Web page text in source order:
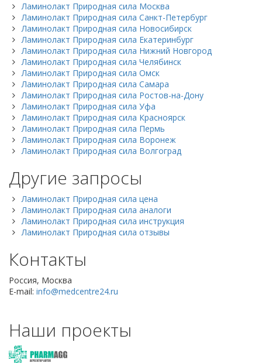
Ламинолакт Природная сила Москва
Ламинолакт Природная сила Санкт-Петербург
Ламинолакт Природная сила Новосибирск
Ламинолакт Природная сила Екатеринбург
Ламинолакт Природная сила Нижний Новгород
Ламинолакт Природная сила Челябинск
Ламинолакт Природная сила Омск
Ламинолакт Природная сила Самара
Ламинолакт Природная сила Ростов-на-Дону
Ламинолакт Природная сила Уфа
Ламинолакт Природная сила Красноярск
Ламинолакт Природная сила Пермь
Ламинолакт Природная сила Воронеж
Ламинолакт Природная сила Волгоград
Другие запросы
Ламинолакт Природная сила цена
Ламинолакт Природная сила аналоги
Ламинолакт Природная сила инструкция
Ламинолакт Природная сила отзывы
Контакты
Россия, Москва
E-mail: info@medcentre24.ru
Наши проекты